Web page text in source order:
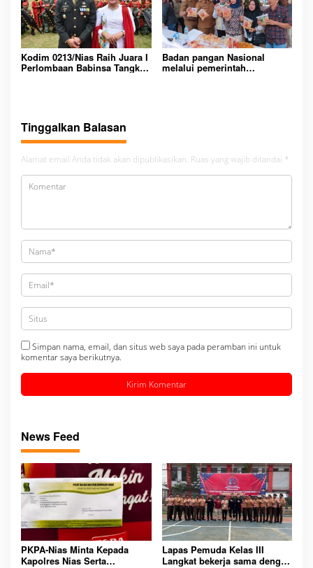
Kodim 0213/Nias Raih Juara I
Perlombaan Babinsa Tangkas
Badan pangan Nasional
melalui pemerintah
Tinggalkan Balasan
Alamat email Anda tidak akan dipublikasikan. Ruas yang wajib ditandai *
Simpan nama, email, dan situs web saya pada peramban ini untuk
komentar saya berikutnya.
News Feed
PKPA-Nias Minta Kepada
Kapolres Nias Serta
Lapas Pemuda Kelas III
Langkat bekerja sama dengan